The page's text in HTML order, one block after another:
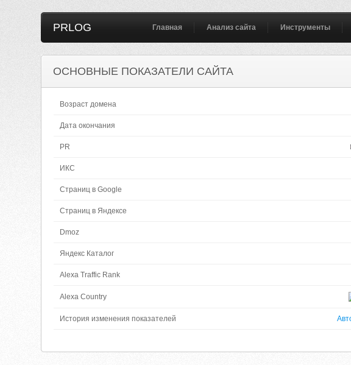
PRLOG Главная Анализ сайта Инструменты
ОСНОВНЫЕ ПОКАЗАТЕЛИ САЙТА
Возраст домена
Дата окончания
PR
ИКС
Страниц в Google
Страниц в Яндексе
Dmoz
Яндекс Каталог
Alexa Traffic Rank
Alexa Country
История изменения показателей